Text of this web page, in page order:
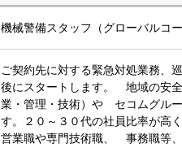
機械警備スタッフ（グローバルコ
ご契約先に対する緊急対処業務
後にスタートします。 地域の安
業・管理・技術）や セコムグル
す。２０～３０代の社員比率が高
営業職や専門技術職、 事務職等